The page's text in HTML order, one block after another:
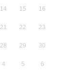
14 15 16
21 22 23
28 29 30
4 5 6